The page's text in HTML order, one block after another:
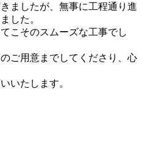
ましたが、無事に工程通り進
した。
こそのスムーズな工事でし
ご用意までしてくださり、心
いたします。